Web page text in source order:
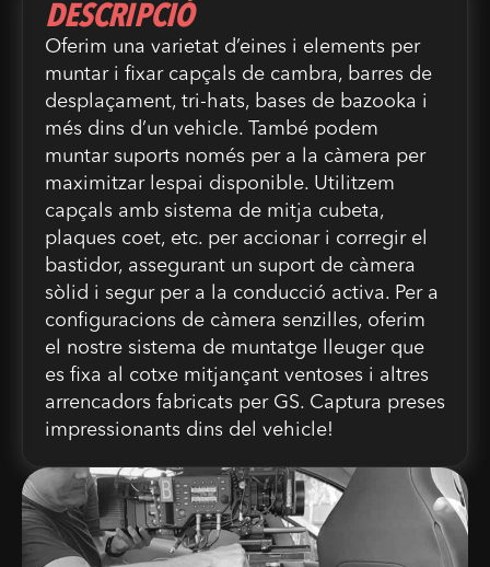
DESCRIPCIÓ
Oferim una varietat d’eines i elements per
muntar i fixar capçals de cambra, barres de
desplaçament, tri-hats, bases de bazooka i
més dins d’un vehicle. També podem
muntar suports només per a la càmera per
maximitzar lespai disponible. Utilitzem
capçals amb sistema de mitja cubeta,
plaques coet, etc. per accionar i corregir el
bastidor, assegurant un suport de càmera
sòlid i segur per a la conducció activa. Per a
configuracions de càmera senzilles, oferim
el nostre sistema de muntatge lleuger que
es fixa al cotxe mitjançant ventoses i altres
arrencadors fabricats per GS. Captura preses
impressionants dins del vehicle!